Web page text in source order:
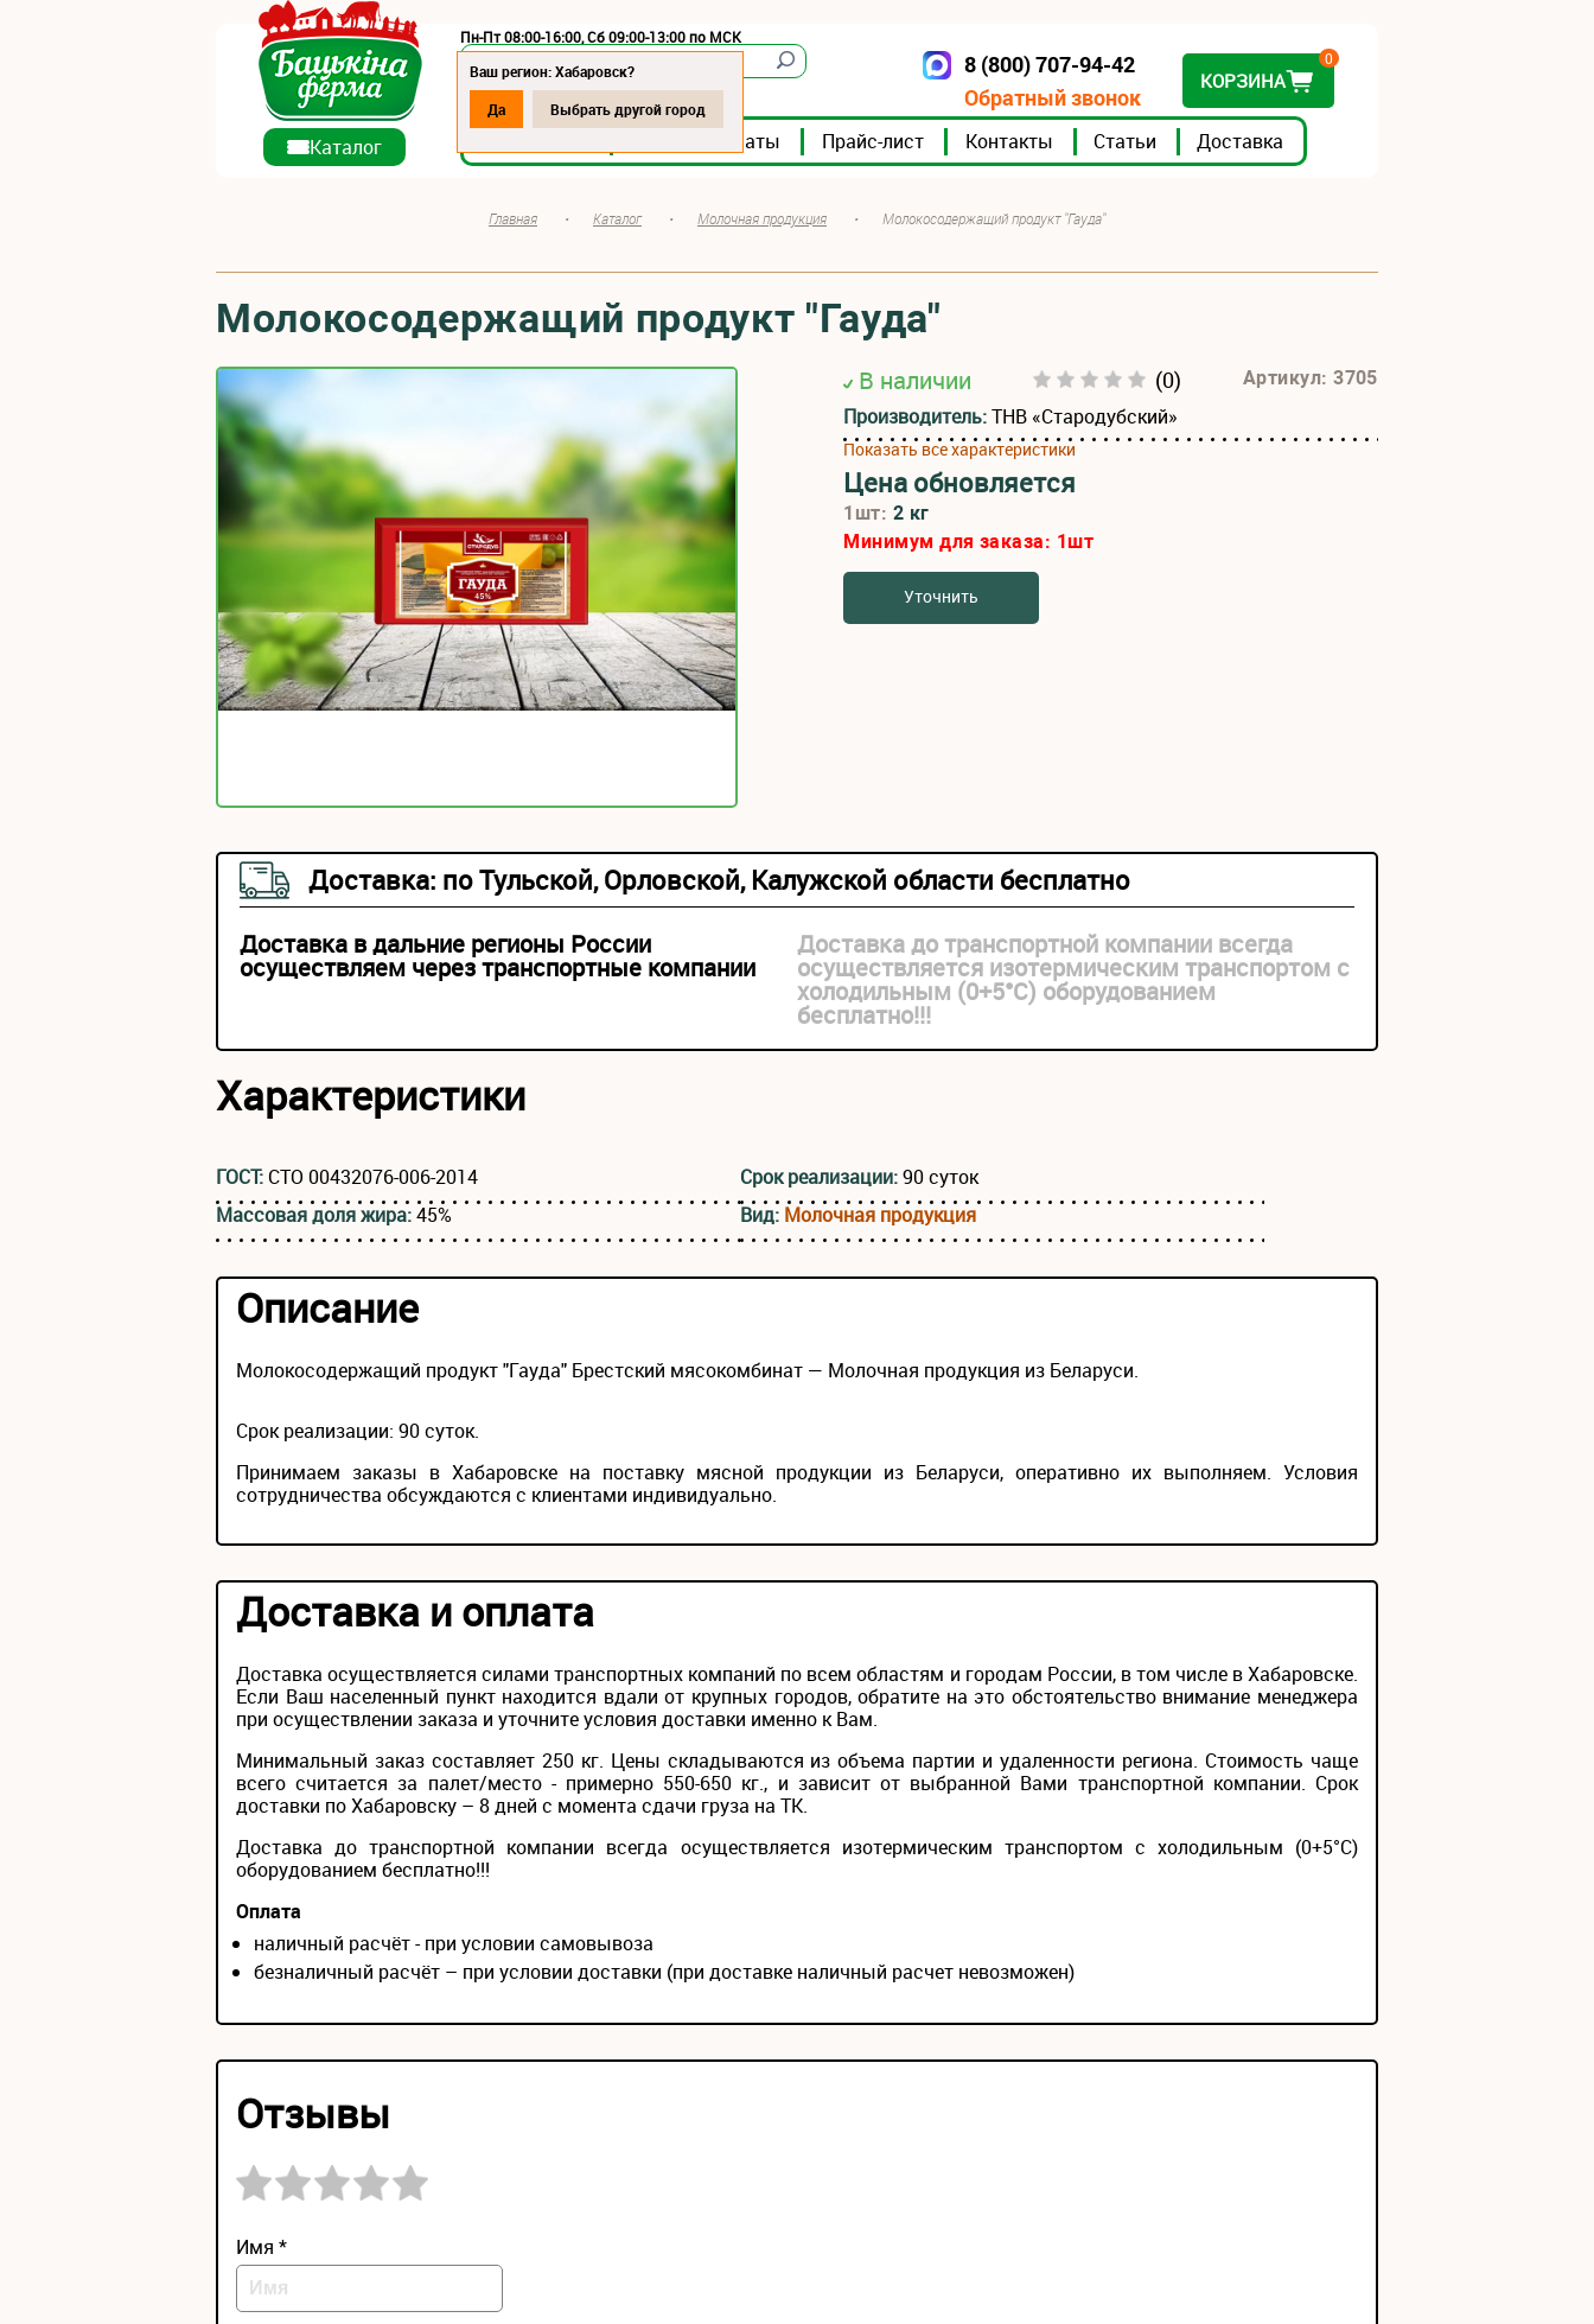
Пн-Пт 08:00-16:00, Сб 09:00-13:00 по МСК
Мясокомбинаты Прайс-лист Контакты Статьи Доставка
8 (800) 707-94-42
Обратный звонок
КОРЗИНА
0
Ваш регион: Хабаровск?
Да
Выбрать другой город
Каталог
Главная • Каталог • Молочная продукция • Молокосодержащий продукт "Гауда"
Молокосодержащий продукт "Гауда"
В наличии (0) Артикул: 3705
Производитель:ТНВ «Стародубский»
Показать все характеристики
Цена обновляется
1шт: 2 кг
Минимум для заказа: 1шт
Уточнить
Доставка: по Тульской, Орловской, Калужской области бесплатно
Доставка в дальние регионы России
осуществляем через транспортные компании
Доставка до транспортной компании всегда
осуществляется изотермическим транспортом с
холодильным (0+5°С) оборудованием
бесплатно!!!
Характеристики
ГОСТ: СТО 00432076-006-2014 Срок реализации:90 суток
Массовая доля жира:45% Вид: Молочная продукция
Описание
Молокосодержащий продукт "Гауда" Брестский мясокомбинат — Молочная продукция из Беларуси.
Срок реализации: 90 суток.
Принимаем заказы в Хабаровске на поставку мясной продукции из Беларуси, оперативно их выполняем. Условия
сотрудничества обсуждаются с клиентами индивидуально.
Доставка и оплата
Доставка осуществляется силами транспортных компаний по всем областям и городам России, в том числе в Хабаровске.
Если Ваш населенный пункт находится вдали от крупных городов, обратите на это обстоятельство внимание менеджера
при осуществлении заказа и уточните условия доставки именно к Вам.
Минимальный заказ составляет 250 кг. Цены складываются из объема партии и удаленности региона. Стоимость чаще
всего считается за палет/место - примерно 550-650 кг., и зависит от выбранной Вами транспортной компании. Срок
доставки по Хабаровску – 8 дней с момента сдачи груза на ТК.
Доставка до транспортной компании всегда осуществляется изотермическим транспортом с холодильным (0+5°С)
оборудованием бесплатно!!!
Оплата
наличный расчёт - при условии самовывоза
безналичный расчёт – при условии доставки (при доставке наличный расчет невозможен)
Отзывы
Имя *